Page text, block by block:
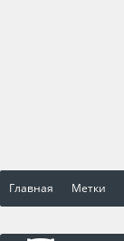
Главная Метки